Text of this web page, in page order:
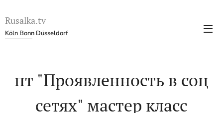
Rusalka.tv
Köln Bonn Düsseldorf
пт "Проявленность в соц
сетях" мастер класс